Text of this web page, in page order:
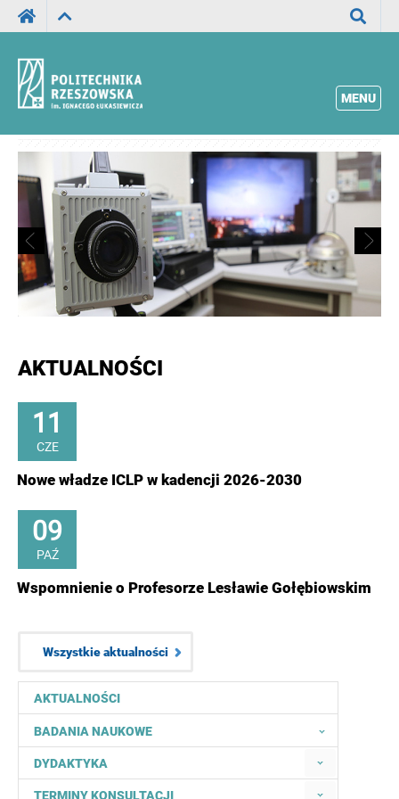
MENU
AKTUALNOŚCI
BADANIA NAUKOWE
DYDAKTYKA
TERMINY KONSULTACJI
AKTUALNOŚCI
11
CZE
Nowe władze ICLP w kadencji 2026-2030
09
PAŹ
Wspomnienie o Profesorze Lesławie Gołębiowskim
Wszystkie aktualności